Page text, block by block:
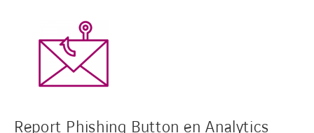
Report Phishing Button en Analytics